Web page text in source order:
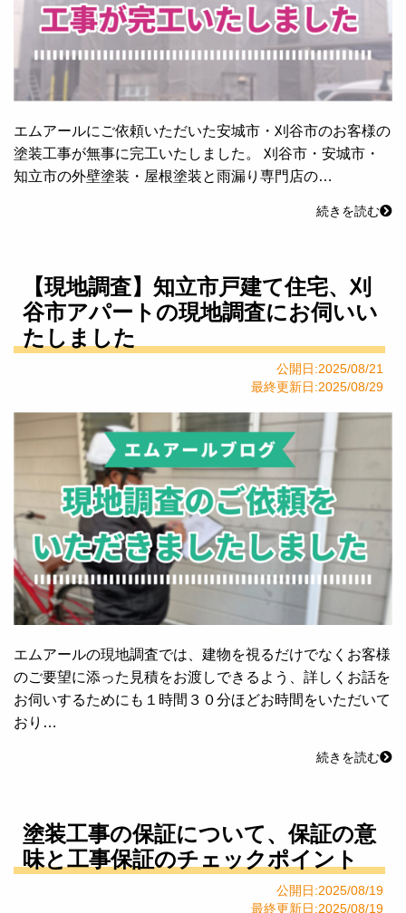
エムアールにご依頼いただいた安城市・刈谷市のお客様の
塗装工事が無事に完工いたしました。 刈谷市・安城市・
知立市の外壁塗装・屋根塗装と雨漏り専門店の…
続きを読む
【現地調査】知立市戸建て住宅、刈
谷市アパートの現地調査にお伺いい
たしました
公開日:2025/08/21
最終更新日:2025/08/29
エムアールの現地調査では、建物を視るだけでなくお客様
のご要望に添った見積をお渡しできるよう、詳しくお話を
お伺いするためにも１時間３０分ほどお時間をいただいて
おり…
続きを読む
塗装工事の保証について、保証の意
味と工事保証のチェックポイント
公開日:2025/08/19
最終更新日:2025/08/19